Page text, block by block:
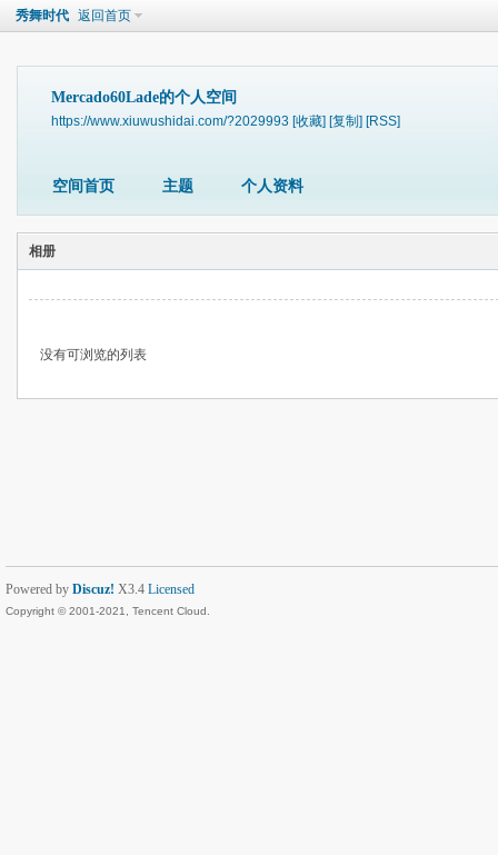
秀舞时代 返回首页
Mercado60Lade的个人空间
https://www.xiuwushidai.com/?2029993 [收藏] [复制] [RSS]
空间首页 主题 个人资料
相册
没有可浏览的列表
Powered by Discuz! X3.4 Licensed
Copyright © 2001-2021, Tencent Cloud.